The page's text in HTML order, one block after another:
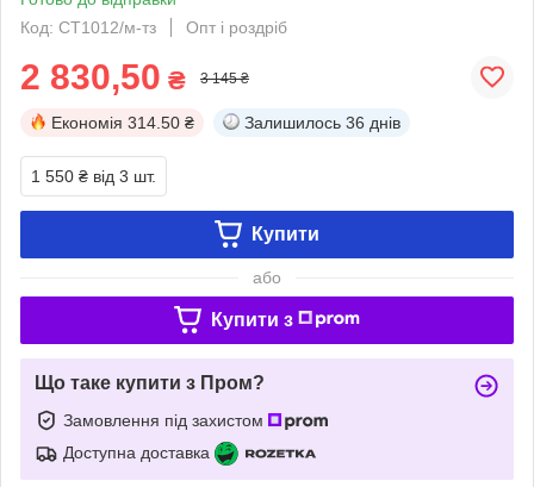
Код: СТ1012/м-тз
Опт і роздріб
2 830,50 ₴ 3 145 ₴
Економія 314.50 ₴ Залишилось 36 днів
1 550 ₴ від 3 шт.
Купити
або
Купити з
Що таке купити з Пром?
Замовлення під захистом
Доступна доставка